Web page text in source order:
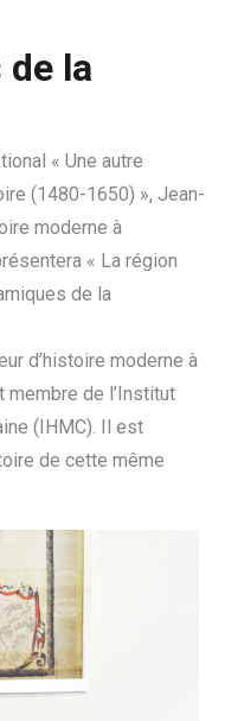
de la
« Une autre
(1480-1650) », Jean-
moderne à
« La région
de la
d’histoire moderne à
membre de l’Institut
(IHMC). Il est
de cette même